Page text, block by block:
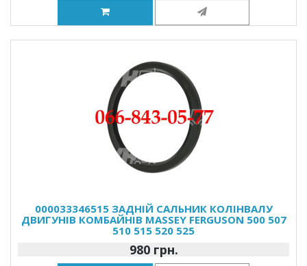
000033346515 ЗАДНІЙ САЛЬНИК КОЛІНВАЛУ
ДВИГУНІВ КОМБАЙНІВ MASSEY FERGUSON 500 507
510 515 520 525
980 грн.